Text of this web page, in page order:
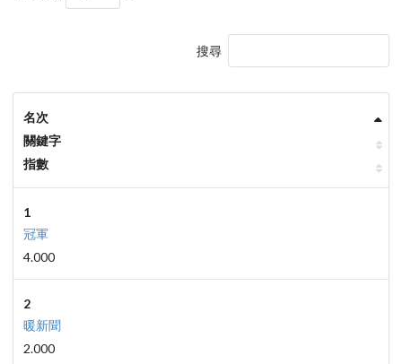
搜尋
名次
關鍵字
指數
1
冠軍
4.000
2
暖新聞
2.000